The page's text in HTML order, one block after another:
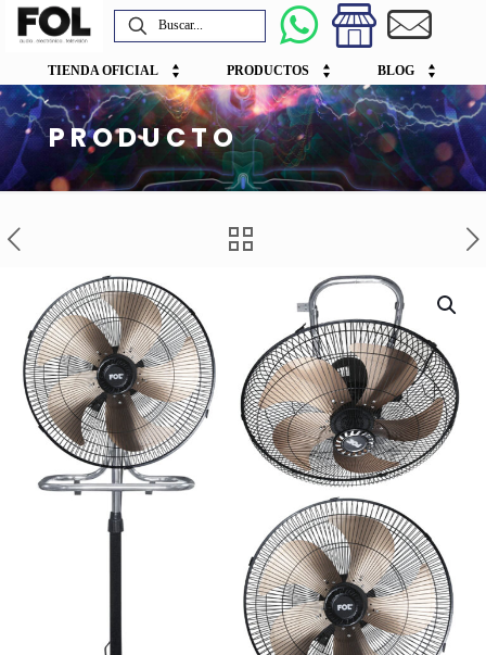
TIENDA OFICIAL PRODUCTOS BLOG
PRODUCTO